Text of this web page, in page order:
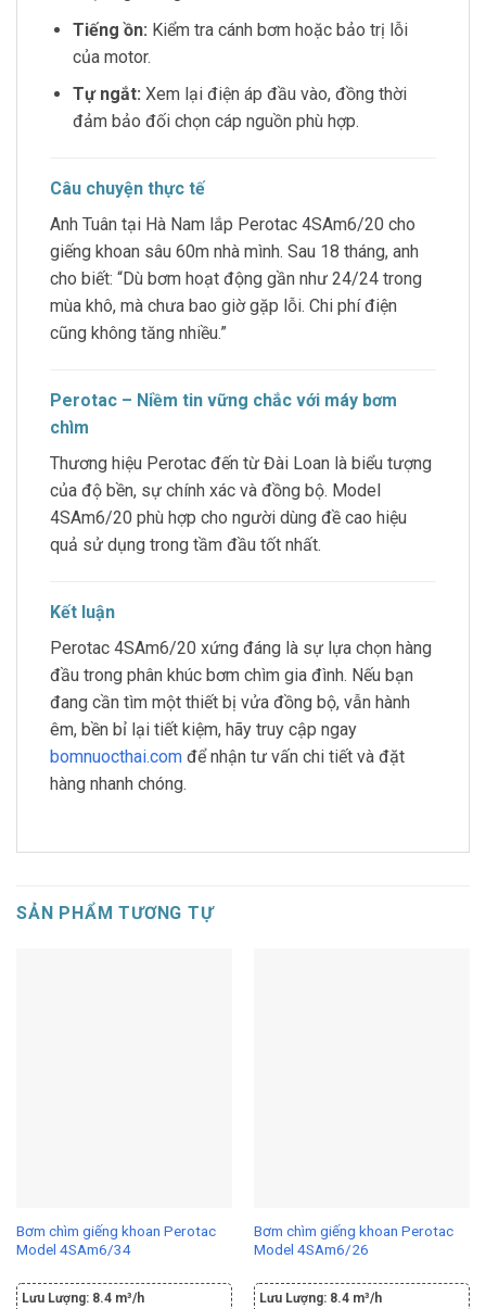
Tiếng ồn: Kiểm tra cánh bơm hoặc bảo trị lỗi
của motor.
Tự ngắt: Xem lại điện áp đầu vào, đồng thời
đảm bảo đối chọn cáp nguồn phù hợp.
Câu chuyện thực tế
Anh Tuân tại Hà Nam lắp Perotac 4SAm6/20 cho
giếng khoan sâu 60m nhà mình. Sau 18 tháng, anh
cho biết: “Dù bơm hoạt động gần như 24/24 trong
mùa khô, mà chưa bao giờ gặp lỗi. Chi phí điện
cũng không tăng nhiều.”
Perotac – Niềm tin vững chắc với máy bơm
chìm
Thương hiệu Perotac đến từ Đài Loan là biểu tượng
của độ bền, sự chính xác và đồng bộ. Model
4SAm6/20 phù hợp cho người dùng đề cao hiệu
quả sử dụng trong tầm đầu tốt nhất.
Kết luận
Perotac 4SAm6/20 xứng đáng là sự lựa chọn hàng
đầu trong phân khúc bơm chìm gia đình. Nếu bạn
đang cần tìm một thiết bị vửa đồng bộ, vẫn hành
êm, bền bỉ lại tiết kiệm, hãy truy cập ngay
bomnuocthai.com để nhận tư vấn chi tiết và đặt
hàng nhanh chóng.
SẢN PHẨM TƯƠNG TỰ
Bơm chìm giếng khoan Perotac
Model 4SAm6/34
Lưu Lượng: 8.4 m³/h
Bơm chìm giếng khoan Perotac
Model 4SAm6/26
Lưu Lượng: 8.4 m³/h